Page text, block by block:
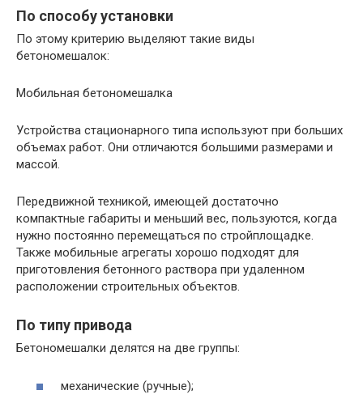
По способу установки
По этому критерию выделяют такие виды
бетономешалок:
Мобильная бетономешалка
Устройства стационарного типа используют при больших
объемах работ. Они отличаются большими размерами и
массой.
Передвижной техникой, имеющей достаточно
компактные габариты и меньший вес, пользуются, когда
нужно постоянно перемещаться по стройплощадке.
Также мобильные агрегаты хорошо подходят для
приготовления бетонного раствора при удаленном
расположении строительных объектов.
По типу привода
Бетономешалки делятся на две группы:
механические (ручные);